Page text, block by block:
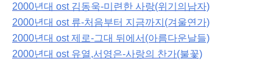
2000년대 ost 김동욱-미련한 사랑(위기의 남자)
2000년대 ost 류-처음부터 지금까지(겨울연가)
2000년대 ost제로-그대 뒤에서(아름다운날들)
2000년대 ost 유열,서영은-사랑의 찬가(불꽃)